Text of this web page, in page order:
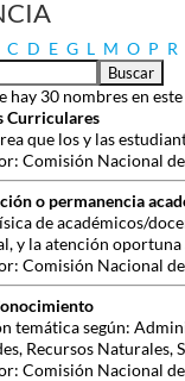
C D E G L M O P R
hay 30 nombres en
Curriculares
que los y las
Comisión Nacional
o permanencia
de académicos/
y la atención oportuna
Comisión Nacional
temática según:
Recursos Naturales,
Comisión Nacional